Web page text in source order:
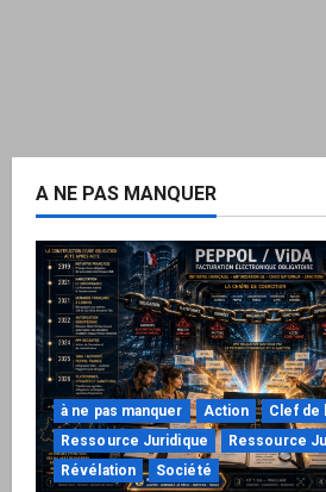
A NE PAS MANQUER
à ne pas manquer Action
Clef de
Ressource Juridique
Ressource
Révélation
Société